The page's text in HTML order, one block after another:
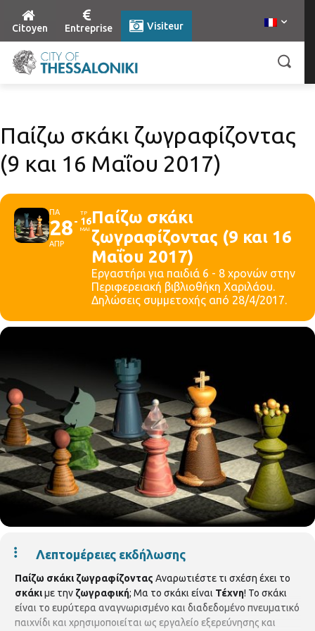
Citoyen Entreprise Visiteur
Παίζω σκάκι ζωγραφίζοντας
(9 και 16 Μαΐου 2017)
ΠΑ
28
ΑΠΡ
ΤΡ
16
ΜΑΙ
Παίζω σκάκι
ζωγραφίζοντας (9 και 16
Μαΐου 2017)
Εργαστήρι για παιδιά 6 - 8 χρονών στην
Περιφερειακή βιβλιοθήκη Χαριλάου.
Δηλώσεις συμμετοχής από 28/4/2017.
Λεπτομέρειες εκδήλωσης
Παίζω σκάκι ζωγραφίζοντας Αναρωτιέστε τι σχέση έχει το
σκάκιμε την ζωγραφική; Μα το σκάκι είναι Τέχνη! Το σκάκι
είναι το ευρύτερα αναγνωρισμένο και διαδεδομένο πνευματικό
παιχνίδι και χρησιμοποιείται ως εργαλείο εξερεύνησης και